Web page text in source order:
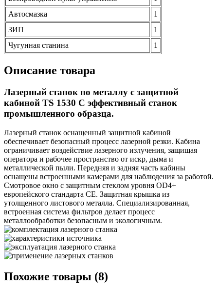
Автосмазка
1
ЗИП
1
Чугунная станина
1
Описание товара
Лазерный станок по металлу с защитной
кабиной TS 1530 C эффективный станок
промышленного образца.
Лазерный станок оснащенный защитной кабиной
обеспечивает безопасный процесс лазерной резки. Кабина
ограничивает воздействие лазерного излучения, защищая
оператора и рабочее пространство от искр, дыма и
металлической пыли. Передняя и задняя часть кабины
оснащены встроенными камерами для наблюдения за работой.
Смотровое окно с защитным стеклом уровня OD4+
европейского стандарта CE. Защитная крышка из
утолщенного листового металла. Специализированная,
встроенная система фильтров делает процесс
металлообработки безопасным и экологичным.
Похожие товары (8)